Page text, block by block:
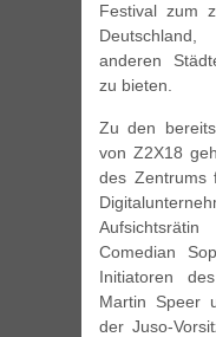
Festival zum
anderen
zu bieten.
Zu den
von Z2X18
des Zentrums
Comedian
Initiatoren
Martin Speer
der Juso-